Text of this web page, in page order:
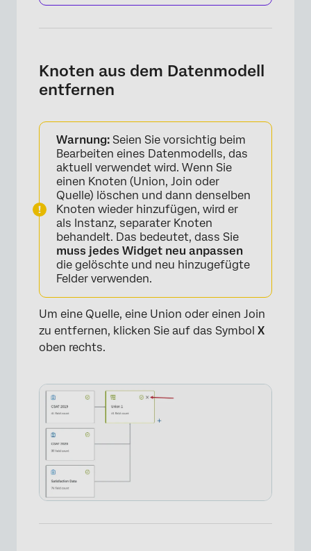
×
×
Knoten aus dem Datenmodell
entfernen
Warnung: Seien Sie vorsichtig beim
Bearbeiten eines Datenmodells, das
aktuell verwendet wird. Wenn Sie
einen Knoten (Union, Join oder
Quelle) löschen und dann denselben
Knoten wieder hinzufügen, wird er
als Instanz, separater Knoten
behandelt. Das bedeutet, dass Sie
muss jedes Widget neu anpassen
die gelöschte und neu hinzugefügte
Felder verwenden.
Um eine Quelle, eine Union oder einen Join
zu entfernen, klicken Sie auf das Symbol X
oben rechts.